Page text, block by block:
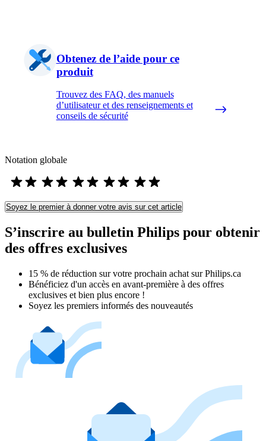
Obtenez de l’aide pour ce
produit
Trouvez des FAQ, des manuels
d’utilisateur et des renseignements et
conseils de sécurité
Notation globale
Soyez le premier à donner votre avis sur cet article
S’inscrire au bulletin Philips pour obtenir
des offres exclusives
15 % de réduction sur votre prochain achat sur Philips.ca​
Bénéficiez d'un accès en avant-première à des offres
exclusives et bien plus encore !
Soyez les premiers informés des nouveautés